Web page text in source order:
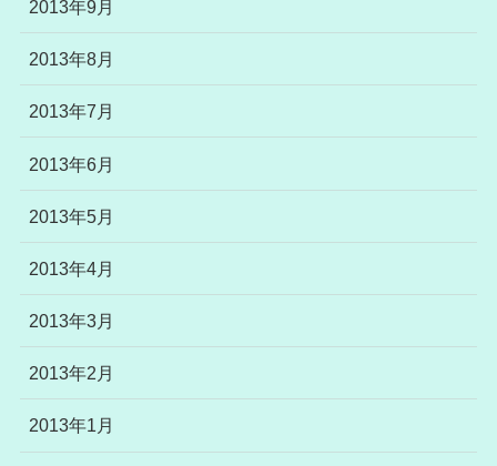
2013年9月
2013年8月
2013年7月
2013年6月
2013年5月
2013年4月
2013年3月
2013年2月
2013年1月